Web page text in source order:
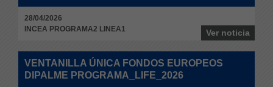
28/04/2026
INCEA PROGRAMA2 LINEA1
Ver noticia
VENTANILLA ÚNICA FONDOS EUROPEOS
DIPALME PROGRAMA­_LIFE­_2026